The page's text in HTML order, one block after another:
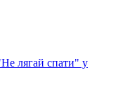
лягай спати" у